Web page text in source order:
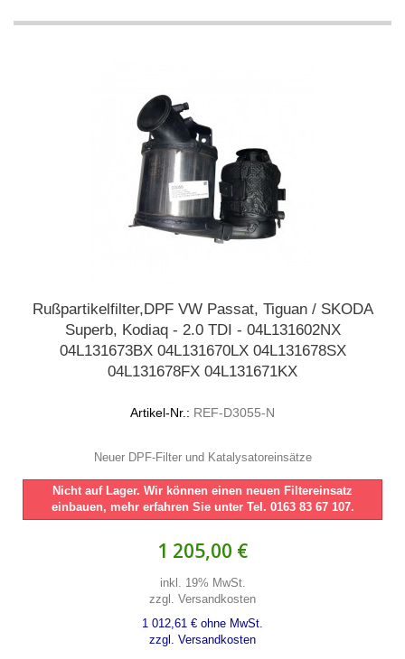
Rußpartikelfilter,DPF VW Passat, Tiguan / SKODA
Superb, Kodiaq - 2.0 TDI - 04L131602NX
04L131673BX 04L131670LX 04L131678SX
04L131678FX 04L131671KX
Artikel-Nr.: REF-D3055-N
Neuer DPF-Filter und Katalysatoreinsätze
Nicht auf Lager. Wir können einen neuen Filtereinsatz
einbauen, mehr erfahren Sie unter Tel. 0163 83 67 107.
1 205,00 €
inkl. 19% MwSt.
zzgl. Versandkosten
1 012,61 € ohne MwSt.
zzgl. Versandkosten